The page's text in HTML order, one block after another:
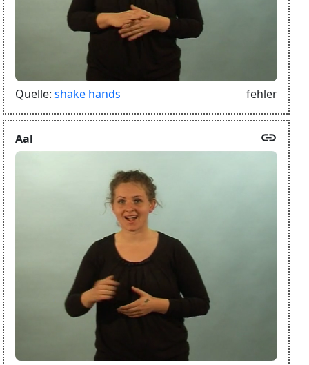
Quelle: shake hands fehler
Aal link